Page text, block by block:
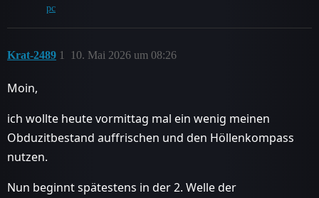
pc
Krat-2489 10. Mai 2026 um 08:26
1
Moin,
ich wollte heute vormittag mal ein wenig meinen
Obduzitbestand auffrischen und den Höllenkompass
nutzen.
Nun beginnt spätestens in der 2. Welle der